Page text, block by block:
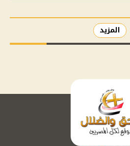
المزيد